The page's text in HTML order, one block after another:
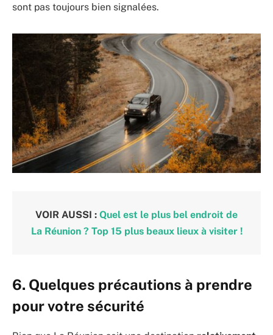
sont pas toujours bien signalées.
VOIR AUSSI : Quel est le plus bel endroit de
La Réunion ? Top 15 plus beaux lieux à visiter !
6. Quelques précautions à prendre
pour votre sécurité